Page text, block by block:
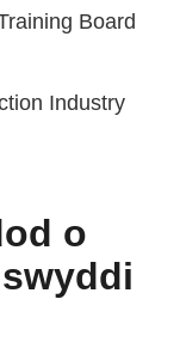
Board
Industry
o